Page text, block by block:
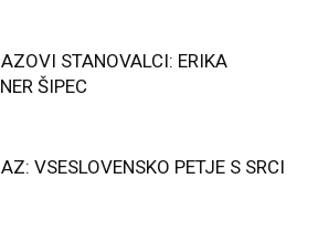
STANOVALCI: ERIKA
ŠIPEC
VSESLOVENSKO PETJE S SRCI